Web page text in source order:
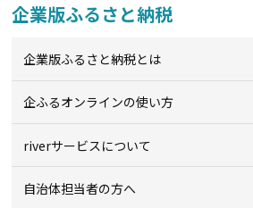
企業版ふるさと納税
企業版ふるさと納税とは
企ふるオンラインの使い方
riverサービスについて
自治体担当者の方へ